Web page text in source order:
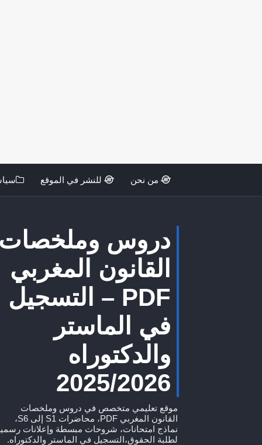
من نحن للنشر في الموقع
دروس وملخصات
القانون المغربي
PDF – التسجيل
في الماستر
والدكتوراه
2025/2026
موقع تعليمي متخصص في دروس وملخصات
القانون المغربي PDF، محاضرات S1 إلى S6،
نماذج امتحانات، شروحات مبسطة وإعلانات
لطلبة الحقوق،التسجيل في الماستر والدكتوراه.